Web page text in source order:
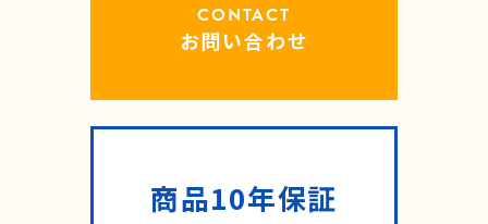
CONTACT
お問い合わせ
商品10年保証